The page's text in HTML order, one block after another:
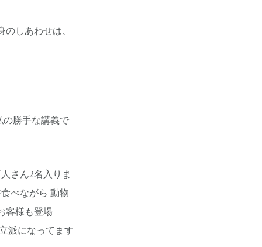
しあわせは、
の勝手な講義で
さん2名入りま
べながら 動物
客様も登場
派になってます